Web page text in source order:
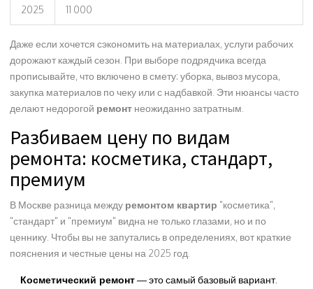
2025 11 000
Даже если хочется сэкономить на материалах, услуги рабочих
дорожают каждый сезон. При выборе подрядчика всегда
прописывайте, что включено в смету: уборка, вывоз мусора,
закупка материалов по чеку или с надбавкой. Эти нюансы часто
делают недорогой ремонт неожиданно затратным.
Разбиваем цену по видам
ремонта: косметика, стандарт,
премиум
В Москве разница между ремонтом квартир "косметика",
"стандарт" и "премиум" видна не только глазами, но и по
ценнику. Чтобы вы не запутались в определениях, вот краткие
пояснения и честные цены на 2025 год.
Косметический ремонт— это самый базовый вариант.